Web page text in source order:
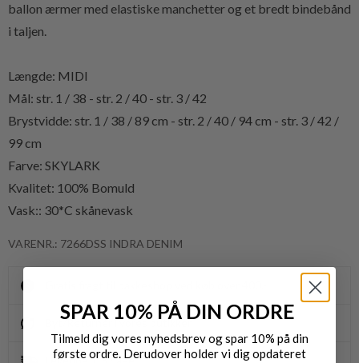
ballon ærmer med elastiske manchetter og et bredt bindebånd
i taljen.
Længde: MIDI
Mål: str. 1 / 38 - str. 2 / 40 - str. 3 / 42
Brystvidde: str. 1 / 38 / 89 cm - str. 2 / 40 / 94 cm - str. 3 / 42 /
99 cm
Farve: SKYLARK
Kvalitet: 100% Bomuld
Vask:: 30*C skånevask
VARENR.: 7266DSS INDRA DENIM
Byt/Returnér i vores butikker
SPAR 10% PÅ DIN ORDRE
Tilmeld dig vores nyhedsbrev og spar 10% på din
første ordre. Derudover holder vi dig opdateret